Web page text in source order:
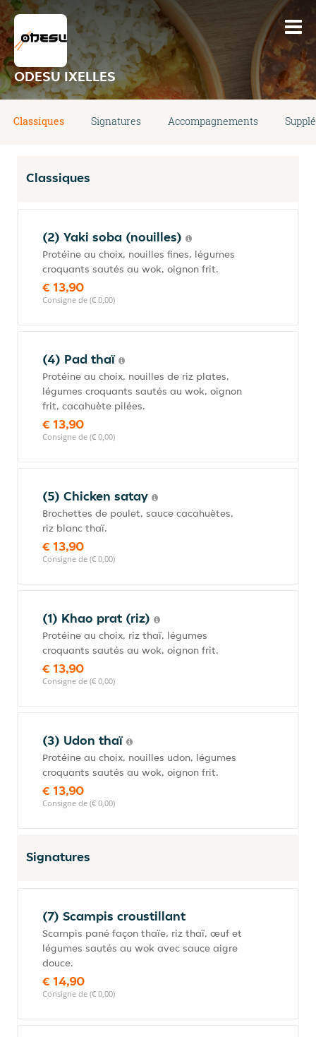
ODESU IXELLES
Classiques Signatures Accompagnements
Classiques
(2) Yaki soba (nouilles)
Protéine au choix, nouilles fines, légumes
croquants sautés au wok, oignon frit.
€ 13,90
Consigne de (€ 0,00)
(4) Pad thaï
Protéine au choix, nouilles de riz plates,
légumes croquants sautés au wok, oignon
frit, cacahuète pilées.
€ 13,90
Consigne de (€ 0,00)
(5) Chicken satay
Brochettes de poulet, sauce cacahuètes,
riz blanc thaï.
€ 13,90
Consigne de (€ 0,00)
(1) Khao prat (riz)
Protéine au choix, riz thaï, légumes
croquants sautés au wok, oignon frit.
€ 13,90
Consigne de (€ 0,00)
(3) Udon thaï
Protéine au choix, nouilles udon, légumes
croquants sautés au wok, oignon frit.
€ 13,90
Consigne de (€ 0,00)
Signatures
(7) Scampis croustillant
Scampis pané façon thaïe, riz thaï, œuf et
légumes sautés au wok avec sauce aigre
douce.
€ 14,90
Consigne de (€ 0,00)